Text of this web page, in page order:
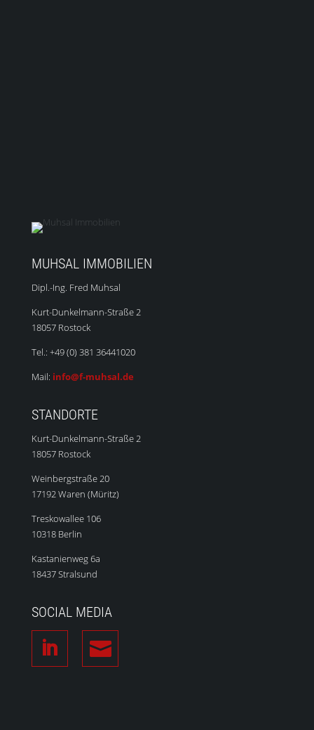
MUHSAL IMMOBILIEN
Dipl.-Ing. Fred Muhsal
Kurt-Dunkelmann-Straße 2
18057 Rostock
Tel.: +49 (0) 381 36441020
Mail: info@f-muhsal.de
STANDORTE
Kurt-Dunkelmann-Straße 2
18057 Rostock
Weinbergstraße 20
17192 Waren (Müritz)
Treskowallee 106
10318 Berlin
Kastanienweg 6a
18437 Stralsund
SOCIAL MEDIA
